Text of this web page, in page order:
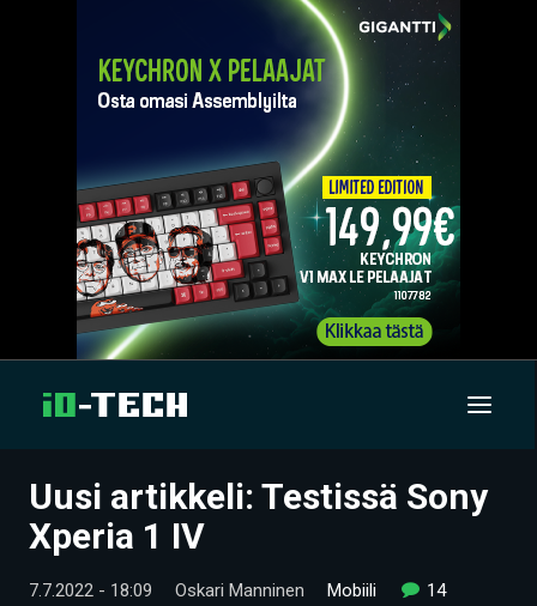
UUTISET
Uusi artikkeli: Testissä Sony
Xperia 1 IV
7.7.2022 - 18:09 Oskari Manninen Mobiili 14